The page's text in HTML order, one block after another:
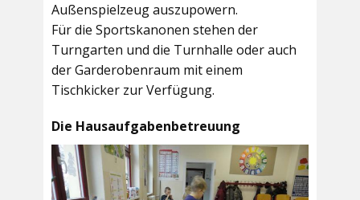
Außenspielzeug auszupowern.
Für die Sportskanonen stehen der
Turngarten und die Turnhalle oder auch
derGarderobenraum mit einem
Tischkicker zur Verfügung.
Die Hausaufgabenbetreuung